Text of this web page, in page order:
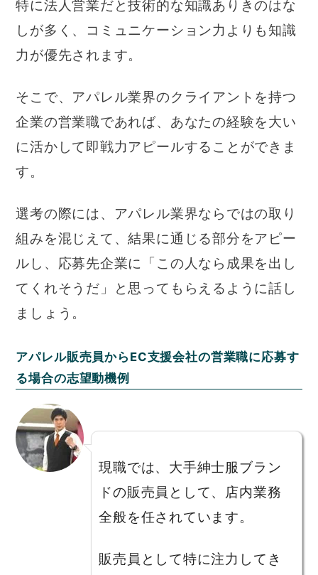
特に法人営業だと技術的な知識ありきのはな
しが多く、コミュニケーション力よりも知識
力が優先されます。
そこで、アパレル業界のクライアントを持つ
企業の営業職であれば、あなたの経験を大い
に活かして即戦力アピールすることができま
す。
選考の際には、アパレル業界ならではの取り
組みを混じえて、結果に通じる部分をアピー
ルし、応募先企業に「この人なら成果を出し
てくれそうだ」と思ってもらえるように話し
ましょう。
アパレル販売員からEC支援会社の営業職に応募す
る場合の志望動機例
現職では、大手紳士服ブラン
ドの販売員として、店内業務
全般を任されています。
販売員として特に注力してき